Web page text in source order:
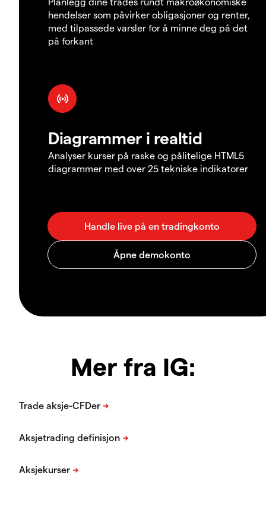
hendelser som påvirker obligasjoner og renter,
med tilpassede varsler for å minne deg på det
på forkant
Diagrammer i realtid
Analyser kurser på raske og pålitelige HTML5
diagrammer med over 25 tekniske indikatorer
Mer fra IG: